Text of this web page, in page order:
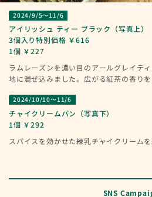
2024/9/5～11/6
アイリッシュ ティー ブラック（写真上）
3個入り特別価格 ￥616
1個 ￥227
ラムレーズンを濃い目のアールグレイテ
地に混ぜ込みました。広がる紅茶の香りを
2024/10/10～11/6
チャイクリームパン（写真下）
1個 ￥292
スパイスを効かせた練乳チャイクリームを
SNS